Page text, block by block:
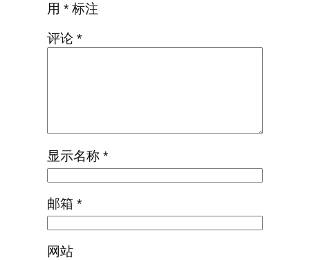
用 *标注
评论 *
显示名称 *
邮箱 *
网站